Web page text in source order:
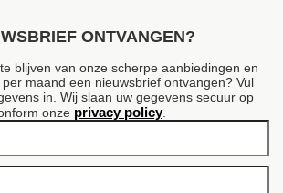
ONTVANGEN?
blijven van onze scherpe aanbiedingen en
maand een nieuwsbrief ontvangen? Vul
in. Wij slaan uw gegevens secuur op
onze privacy policy.